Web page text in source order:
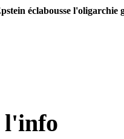
éclabousse l'oligarchie
l'info